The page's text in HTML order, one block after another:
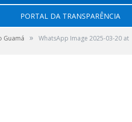
PORTAL DA TRANSPARÊNCIA
Guamá » WhatsApp Image 2025-03-20 at